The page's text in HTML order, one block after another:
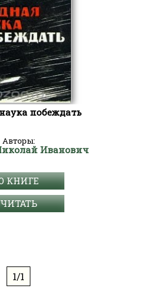
побеждать
Авторы:
Иванович
КНИГЕ
ЧИТАТЬ
1/1